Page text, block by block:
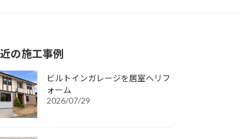
の施工事例
ビルトインガレージを居室へリフ
ォーム
2026/07/29